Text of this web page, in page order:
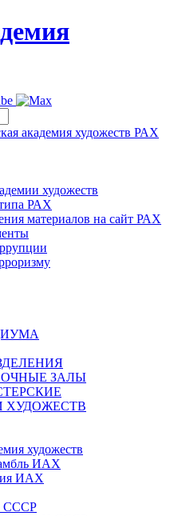
академия художеств РАХ
художеств
РАХ
материалов на сайт РАХ
ЗАЛЫ
ХУДОЖЕСТВ
художеств
ИАХ
ИАХ
СССР